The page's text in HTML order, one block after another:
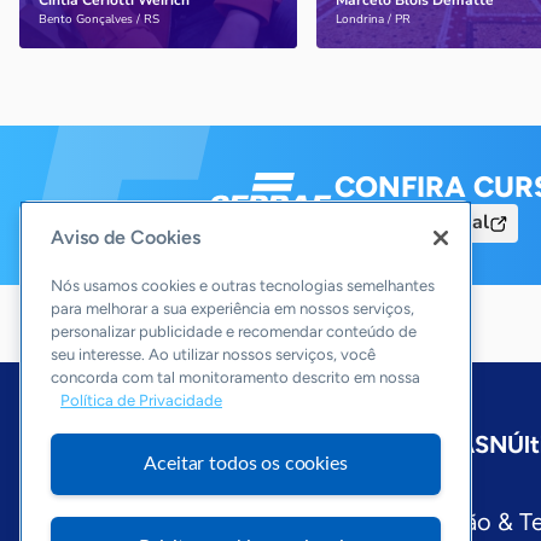
Bento Gonçalves / RS
Saiba mais Londrina / PR
Saiba mais
CONFIRA
Acesse o Portal
Sobre a ASN
Editorias
Economia & PolíticaInovação &
Aviso de Cookies
Nós usamos cookies e outras tecnologias semelhantes
para melhorar a sua experiência em nossos serviços,
personalizar publicidade e recomendar conteúdo de
seu interesse. Ao utilizar nossos serviços, você
concorda com tal monitoramento descrito em nossa
Política de Privacidade
Aceitar todos os cookies